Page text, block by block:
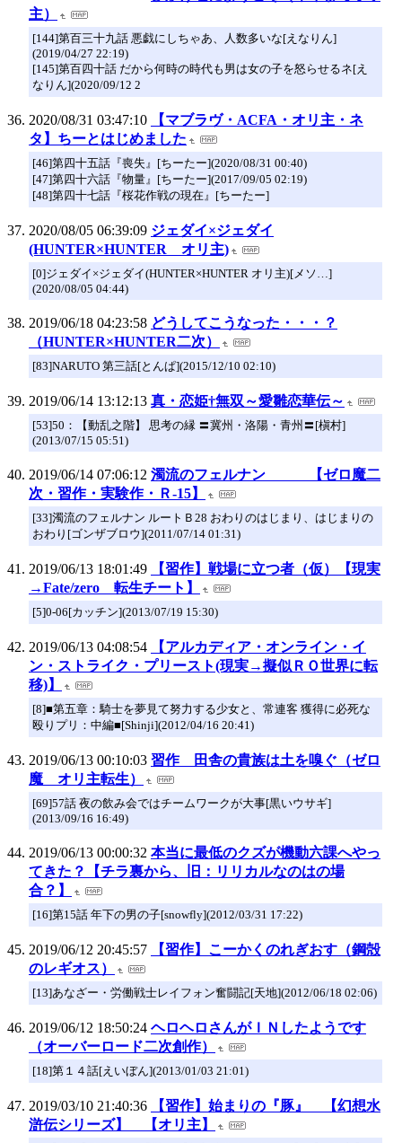
主）
[144]第百三十九話 悪戯にしちゃあ、人数多いな[えなりん]
(2019/04/27 22:19)
[145]第百四十話 だから何時の時代も男は女の子を怒らせるネ[え
なりん](2020/09/12 2
2020/08/31 03:47:10
【マブラヴ・ACFA・オリ主・ネ
タ】ちーとはじめました
[46]第四十五話『喪失』[ちーたー](2020/08/31 00:40)
[47]第四十六話『物量』[ちーたー](2017/09/05 02:19)
[48]第四十七話『桜花作戦の現在』[ちーたー]
2020/08/05 06:39:09 ジェダイ×ジェダイ
(HUNTER×HUNTER オリ主)
[0]ジェダイ×ジェダイ(HUNTER×HUNTER オリ主)[メソ…]
(2020/08/05 04:44)
2019/06/18 04:23:58 どうしてこうなった・・・？
（HUNTER×HUNTER二次）
[83]NARUTO 第三話[とんぱ](2015/12/10 02:10)
2019/06/14 13:12:13 真・恋姫†無双～愛雛恋華伝～
[53]50：【動乱之階】 思考の縁 〓冀州・洛陽・青州〓[槇村]
(2013/07/15 05:51)
2019/06/14 07:06:12 濁流のフェルナン 【ゼロ魔二
次・習作・実験作・Ｒ-15】
[33]濁流のフェルナン ルートＢ28 おわりのはじまり、はじまりの
おわり[ゴンザブロウ](2011/07/14 01:31)
2019/06/13 18:01:49
【習作】戦場に立つ者（仮）【現実
→Fate/zero 転生チート】
[5]0-06[カッチン](2013/07/19 15:30)
2019/06/13 04:08:54
【アルカディア・オンライン・イ
ン・ストライク・プリースト(現実→擬似ＲＯ世界に転
移)】
[8]■第五章：騎士を夢見て努力する少女と、常連客 獲得に必死な
殴りプリ：中編■[Shinji](2012/04/16 20:41)
2019/06/13 00:10:03 習作 田舎の貴族は土を嗅ぐ（ゼロ
魔 オリ主転生）
[69]57話 夜の飲み会ではチームワークが大事[黒いウサギ]
(2013/09/16 16:49)
2019/06/13 00:00:32 本当に最低のクズが機動六課へやっ
てきた？【チラ裏から、旧：リリカルなのはの場
合？】
[16]第15話 年下の男の子[snowfly](2012/03/31 17:22)
2019/06/12 20:45:57
【習作】こーかくのれぎおす（鋼殻
のレギオス）
[13]あなざー・労働戦士レイフォン奮闘記[天地](2012/06/18 02:06)
2019/06/12 18:50:24 ヘロヘロさんがＩＮしたようです
（オーバーロード二次創作）
[18]第１４話[えいぼん](2013/01/03 21:01)
2019/03/10 21:40:36
【習作】始まりの『豚』 【幻想水
滸伝シリーズ】 【オリ主】